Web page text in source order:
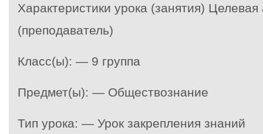
Характеристики урока (занятия)
(преподаватель)
Класс(ы): — 9 группа
Предмет(ы): — Обществознание
Тип урока: — Урок закрепления знаний